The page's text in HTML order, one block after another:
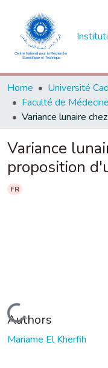
Home
Variance
proposition
FR
Loading...
Authors
Mariame El Kherfih